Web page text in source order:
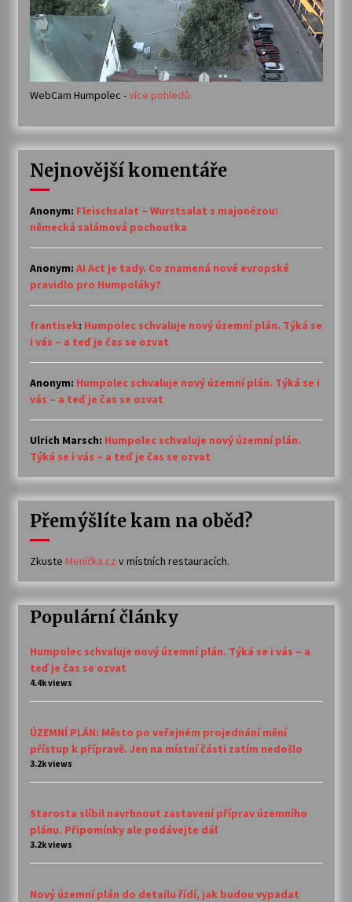
WebCam Humpolec -více pohledů
Nejnovější komentáře
Anonym: Fleischsalat – Wurstsalat s majonézou:
německá salámová pochoutka
Anonym: AI Act je tady. Co znamená nové evropské
pravidlo pro Humpoláky?
frantisek: Humpolec schvaluje nový územní plán. Týká se
i vás – a teď je čas se ozvat
Anonym: Humpolec schvaluje nový územní plán. Týká se i
vás – a teď je čas se ozvat
Ulrich Marsch: Humpolec schvaluje nový územní plán.
Týká se i vás – a teď je čas se ozvat
Přemýšlíte kam na oběd?
Zkuste Meníčka.cz v místních restauracích.
Populární články
Humpolec schvaluje nový územní plán. Týká se i vás – a
teď je čas se ozvat
4.4k views
ÚZEMNÍ PLÁN: Město po veřejném projednání mění
přístup k přípravě. Jen na místní části zatím nedošlo
3.2k views
Starosta slíbil navrhnout zastavení příprav územního
plánu. Připomínky ale podávejte dál
3.2k views
Nový územní plán do detailu řídí, jak budou vypadat